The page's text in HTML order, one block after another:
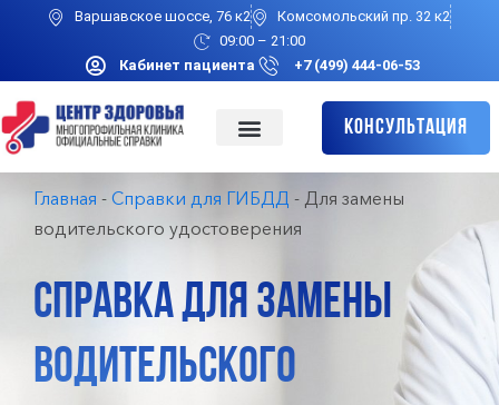
Варшавское шоссе, 76 к2
Комсомольский пр. 32 к2
09:00 – 21:00
Кабинет пациента
+7 (499) 444-06-53
Консультация
Главная - Справки для ГИБДД - Для замены
водительского удостоверения
СПРАВКА ДЛЯ ЗАМЕНЫ
ВОДИТЕЛЬСКОГО